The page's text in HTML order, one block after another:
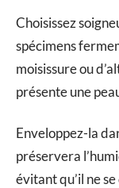
Choisissez
spécimens
moisissure ou
présente une
Enveloppez-la
préservera
évitant qu’il ne